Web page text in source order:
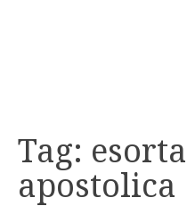
Tag:
apostolica